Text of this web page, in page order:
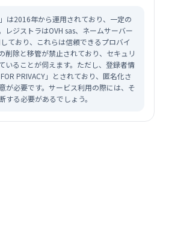
は2016年から運用されており、一定の
レジストラはOVH sas、ネームサーバー
ており、これらは信頼できるプロバイ
削除と移管が禁止されており、セキュリ
いることが伺えます。ただし、登録者情
PRIVACY」とされており、匿名化さ
が必要です。サービス利用の際には、そ
する必要があるでしょう。